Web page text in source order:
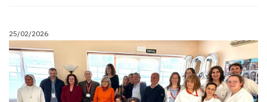
25/02/2026